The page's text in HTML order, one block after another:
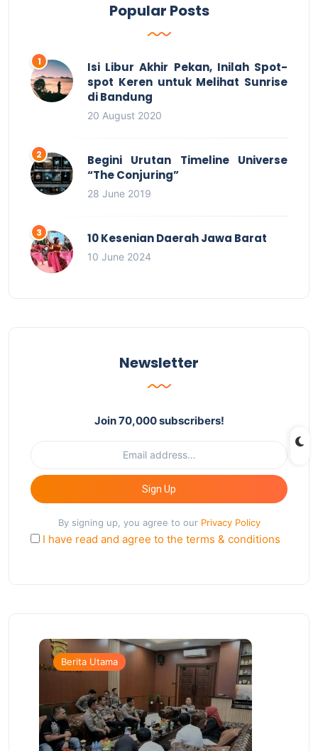
Popular Posts
Isi Libur Akhir Pekan, Inilah Spot-
spot Keren untuk Melihat Sunrise
di Bandung
20 August 2020
Begini Urutan Timeline Universe
“The Conjuring”
28 June 2019
10 Kesenian Daerah Jawa Barat
10 June 2024
Newsletter
Join 70,000 subscribers!
Sign Up
By signing up, you agree to our Privacy Policy
I have read and agree to the terms & conditions
Berita Utama